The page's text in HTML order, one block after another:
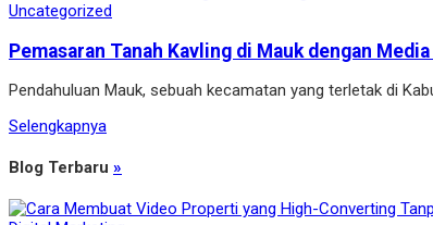
Uncategorized
Pemasaran Tanah Kavling di Mauk dengan Media
Pendahuluan Mauk, sebuah kecamatan yang terletak di
Selengkapnya
Blog Terbaru »